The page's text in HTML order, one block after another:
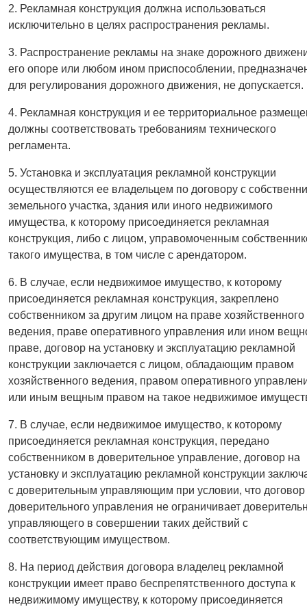
2. Рекламная конструкция должна использоваться
исключительно в целях распространения рекламы.
3. Распространение рекламы на знаке дорожного
его опоре или любом ином приспособлении,
для регулирования дорожного движения, не допускается.
4. Рекламная конструкция и ее территориальное
должны соответствовать требованиям технического
регламента.
5. Установка и эксплуатация рекламной конструкции
осуществляются ее владельцем по договору с
земельного участка, здания или иного недвижимого
имущества, к которому присоединяется рекламная
конструкция, либо с лицом, управомоченным
такого имущества, в том числе с арендатором.
6. В случае, если недвижимое имущество, к которому
присоединяется рекламная конструкция, закреплено
собственником за другим лицом на праве хозяйственного
ведения, праве оперативного управления или ином
праве, договор на установку и эксплуатацию рекламной
конструкции заключается с лицом, обладающим правом
хозяйственного ведения, правом оперативного
или иным вещным правом на такое недвижимое
7. В случае, если недвижимое имущество, к которому
присоединяется рекламная конструкция, передано
собственником в доверительное управление, договор на
установку и эксплуатацию рекламной конструкции
с доверительным управляющим при условии, что договор
доверительного управления не ограничивает
управляющего в совершении таких действий с
соответствующим имуществом.
8. На период действия договора владелец рекламной
конструкции имеет право беспрепятственного доступа к
недвижимому имуществу, к которому присоединяется